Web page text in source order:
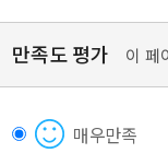
만족도 평가 이 페
매우만족